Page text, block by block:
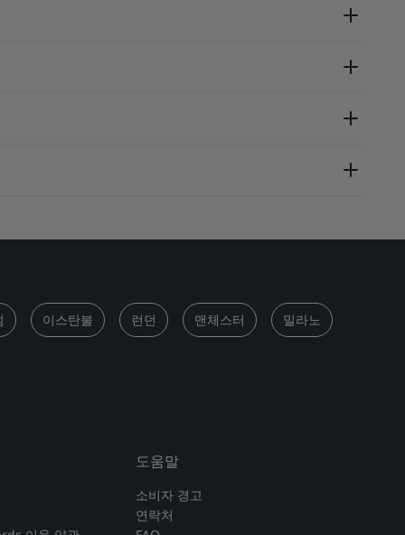
이스탄불 런던 맨체스터 밀라노
도움말
소비자 경고
연락처